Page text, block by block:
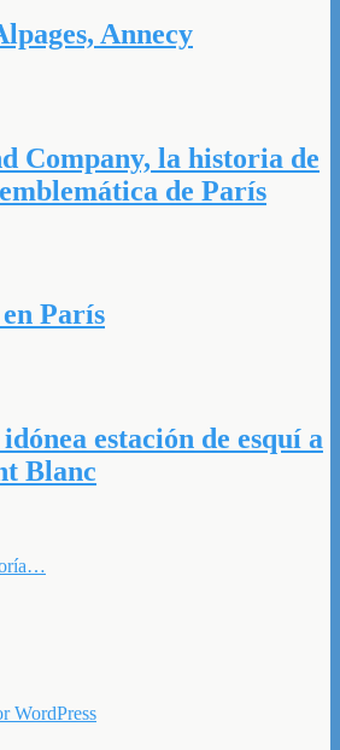
Annecy
Company, la historia de
de París
París
estación de esquí a
Blanc
WordPress